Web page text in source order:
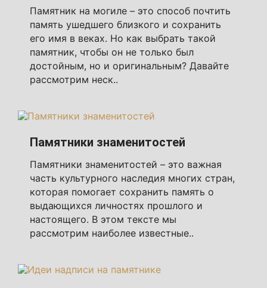
Памятник на могиле – это способ почтить
память ушедшего близкого и сохранить
его имя в веках. Но как выбрать такой
памятник, чтобы он не только был
достойным, но и оригинальным? Давайте
рассмотрим неск..
Памятники знаменитостей
Памятники знаменитостей – это важная
часть культурного наследия многих стран,
которая помогает сохранить память о
выдающихся личностях прошлого и
настоящего. В этом тексте мы
рассмотрим наиболее известные..